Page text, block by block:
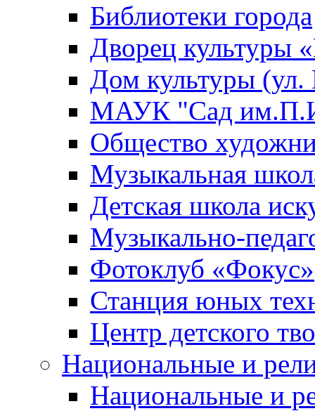
Библиотеки города
Дворец культуры
Дом культуры (ул.
МАУК "Сад
Общество
Музыкальная
Детская школа
Музыкально-
Фотоклуб «Фокус»
Станция юных
Центр детского
Национальные и
Национальные и